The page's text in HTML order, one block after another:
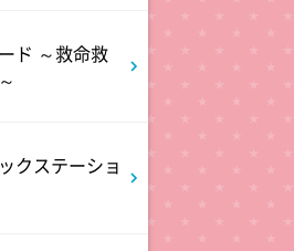
?
烈キャラ登
ト&オンリー
!!
ド ～救命救
クステーショ